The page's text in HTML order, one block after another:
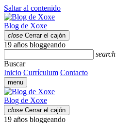
Saltar al contenido
Blog de Xoxe
close Cerrar el cajón
19 años bloggeando
search
Buscar
Inicio Currículum Contacto
menu
Blog de Xoxe
close Cerrar el cajón
19 años bloggeando